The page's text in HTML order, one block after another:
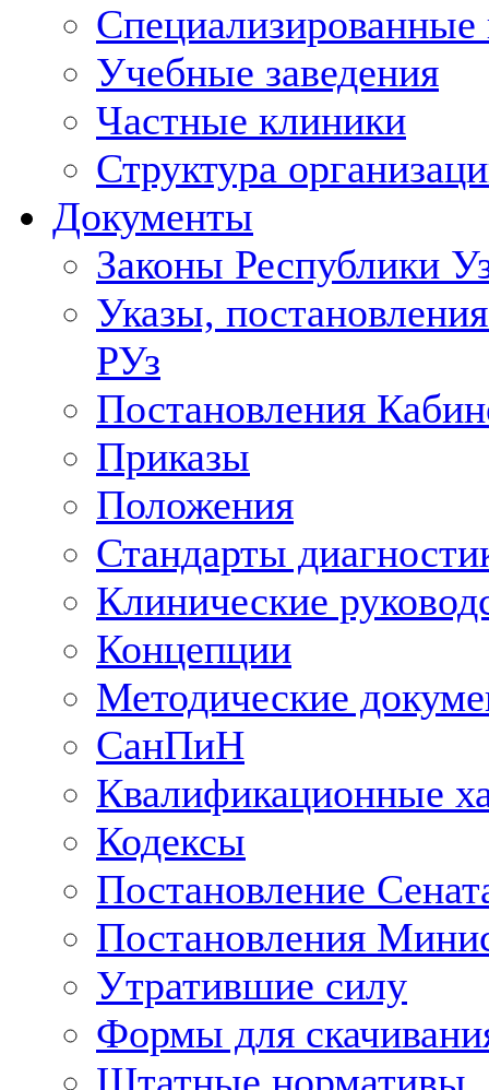
Учебные заведения
Частные клиники
Структура
Документы
Законы Республики
Указы,
РУз
Постановления
Приказы
Положения
Стандарты
Клинические
Концепции
Методические
СанПиН
Квалификационные
Кодексы
Постановление
Постановления
Утратившие силу
Формы для